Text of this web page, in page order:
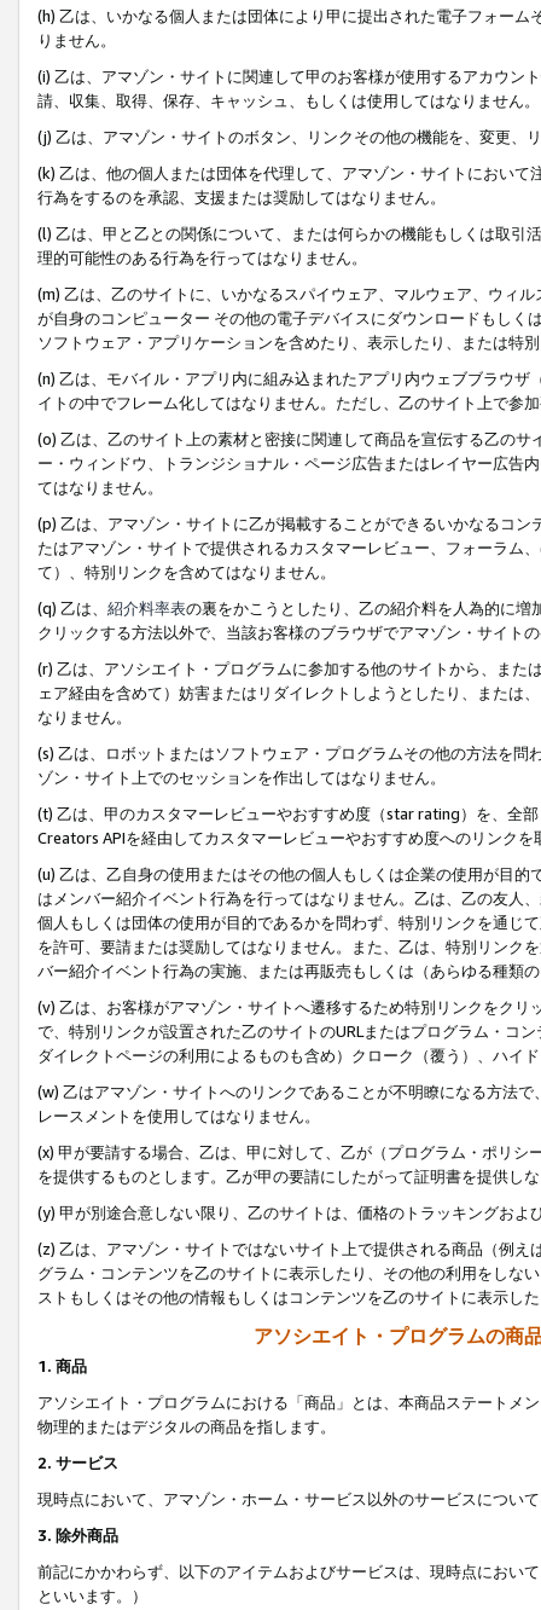
(h) 乙は、いかなる個人または団体により甲に提出された電子フォー
りません。
(i) 乙は、アマゾン・サイトに関連して甲のお客様が使用するアカウン
請、収集、取得、保存、キャッシュ、もしくは使用してはなりません。
(j) 乙は、アマゾン・サイトのボタン、リンクその他の機能を、変更、
(k) 乙は、他の個人または団体を代理して、アマゾン・サイトにおい
行為をするのを承認、支援または奨励してはなりません。
(l) 乙は、甲と乙との関係について、または何らかの機能もしくは取
理的可能性のある行為を行ってはなりません。
(m) 乙は、乙のサイトに、いかなるスパイウェア、マルウェア、ウィ
が自身のコンピューター その他の電子デバイスにダウンロードもし
ソフトウェア・アプリケーションを含めたり、表示したり、または特
(n) 乙は、モバイル・アプリ内に組み込まれたアプリ内ウェブブラウ
イトの中でフレーム化してはなりません。ただし、乙のサイト上で参
(o) 乙は、乙のサイト上の素材と密接に関連して商品を宣伝する乙の
ー・ウィンドウ、トランジショナル・ページ広告またはレイヤー広告
てはなりません。
(p) 乙は、アマゾン・サイトに乙が掲載することができるいかなるコ
たはアマゾン・サイトで提供されるカスタマーレビュー、フォーラム
て）、特別リンクを含めてはなりません。
(q) 乙は、 紹介料率表の裏をかこうとしたり、乙の紹介料を人為的に
クリックする方法以外で、当該お客様のブラウザでアマゾン・サイト
(r) 乙は、アソシエイト・プログラムに参加する他のサイトから、ま
ェア経由を含めて）妨害またはリダイレクトしようとしたり、または
なりません。
(s) 乙は、ロボットまたはソフトウェア・プログラムその他の方法を
ゾン・サイト上でのセッションを作出してはなりません。
(t) 乙は、甲のカスタマーレビューやおすすめ度（star rating）を、全
Creators APIを経由してカスタマーレビューやおすすめ度へのリンクを
(u) 乙は、乙自身の使用またはその他の個人もしくは企業の使用が目
はメンバー紹介イベント行為を行ってはなりません。乙は、乙の友人
個人もしくは団体の使用が目的であるかを問わず、特別リンクを通じ
を許可、要請または奨励してはなりません。また、乙は、特別リンク
バー紹介イベント行為の実施、または再販売もしくは（あらゆる種類
(v) 乙は、お客様がアマゾン・サイトへ遷移するため特別リンクをク
で、特別リンクが設置された乙のサイトのURLまたはプログラム・コ
ダイレクトページの利用によるものも含め）クローク（覆う）、ハイ
(w) 乙はアマゾン・サイトへのリンクであることが不明瞭になる方法
レースメントを使用してはなりません。
(x) 甲が要請する場合、乙は、甲に対して、乙が（プログラム・ポリ
を提供するものとします。乙が甲の要請にしたがって証明書を提供し
(y) 甲が別途合意しない限り、乙のサイトは、価格のトラッキングお
(z) 乙は、アマゾン・サイトではないサイト上で提供される商品（例
グラム・コンテンツを乙のサイトに表示したり、その他の利用をしな
ストもしくはその他の情報もしくはコンテンツを乙のサイトに表示し
アソシエイト・プログラムの商
1. 商品
アソシエイト・プログラムにおける「商品」とは、本商品ステートメ
物理的またはデジタルの商品を指します。
2. サービス
現時点において、アマゾン・ホーム・サービス以外のサービスについ
3. 除外商品
前記にかかわらず、以下のアイテムおよびサービスは、現時点におい
といいます。）